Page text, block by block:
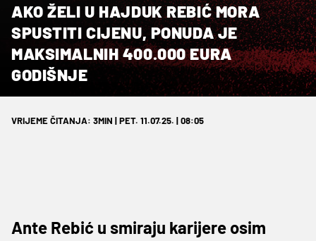
AKO ŽELI U HAJDUK REBIĆ MORA
SPUSTITI CIJENU, PONUDA JE
MAKSIMALNIH 400.000 EURA
GODIŠNJE
VRIJEME ČITANJA: 3MIN | PET. 11.07.25. | 08:05
Ante Rebić u smiraju karijere osim